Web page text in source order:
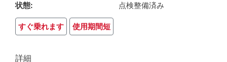
状態
点検整備済み
すぐ乗れます 使用期間短
詳細